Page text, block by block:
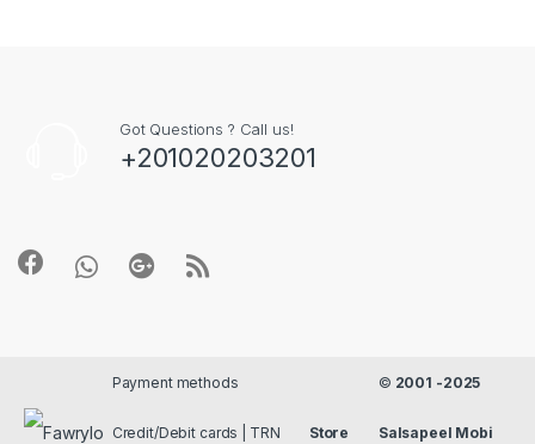
Got Questions ? Call us!
+201020203201
Payment methods
Credit/Debit cards | TRN Store
© 2001 -2025
Salsapeel Mobi